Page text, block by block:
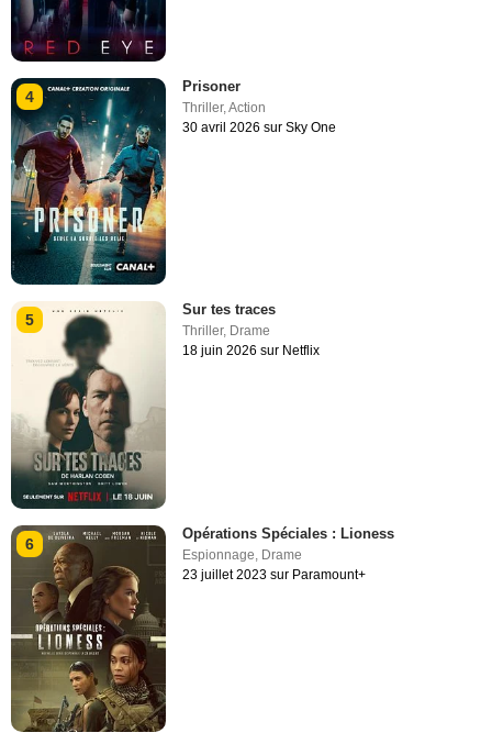
4
Prisoner
Thriller,Action
30 avril 2026 sur Sky One
5
Sur tes traces
Thriller, Drame
18 juin 2026 sur Netflix
6
Opérations Spéciales : Lioness
Espionnage Drame
23 juillet 2023 sur Paramount+